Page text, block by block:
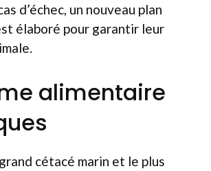
d’échec, un nouveau plan
élaboré pour garantir leur
alimentaire
grand cétacé marin et le plus